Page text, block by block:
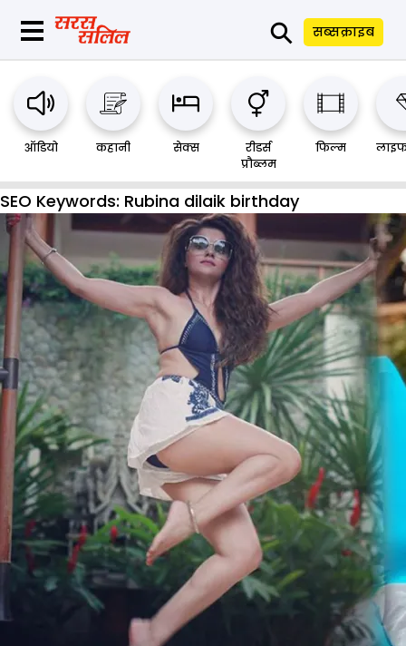
⚲ सब्सक्राइब
ऑडियो कहानी सेक्स
रीडर्स
प्रौब्लम
फिल्म
SEO Keywords: Rubina dilaik birthday